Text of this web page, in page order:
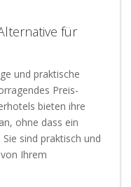
für
und praktische
Preis-
bieten ihre
ohne dass ein
sind praktisch und
Ihrem